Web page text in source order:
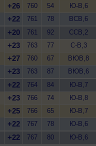
+26 760 54
Ю-В,6
+22 761 78
ВСВ,6
+20 761 92
ССВ,2
+23 763 77
С-В,3
+27 760 67
ВЮВ,8
+23 763 87
ВЮВ,6
+22 764 84
Ю-В,7
+23 766 74
Ю-В,8
+25 766 65
Ю-В,7
+22 767 78
Ю-В,6
+22 767 80 Ю-В,6